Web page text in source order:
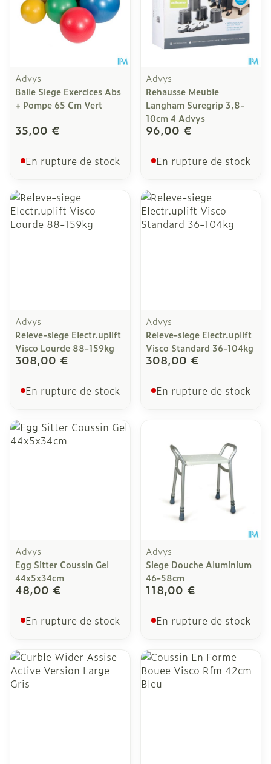
Advys
Balle Siege Exercices Abs
+ Pompe 65 Cm Vert
35,00 €
En rupture de stock
Advys
Rehausse Meuble
Langham Suregrip 3,8-
10cm 4 Advys
96,00 €
En rupture de stock
Advys
Releve-siege Electr.uplift
Visco Lourde 88-159kg
308,00 €
En rupture de stock
Advys
Releve-siege Electr.uplift
Visco Standard 36-104kg
308,00 €
En rupture de stock
Advys
Egg Sitter Coussin Gel
44x5x34cm
48,00 €
En rupture de stock
Advys
Siege Douche Aluminium
46-58cm
118,00 €
En rupture de stock